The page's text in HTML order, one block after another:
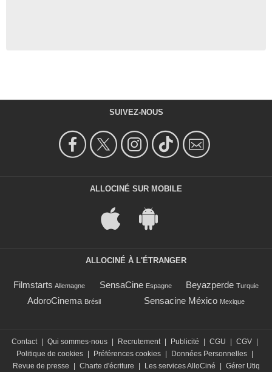
SUIVEZ-NOUS
ALLOCINÉ SUR MOBILE
ALLOCINÉ À L'ÉTRANGER
Filmstarts Allemagne SensaCine Espagne Beyazperde Turquie
AdoroCinema Brésil Sensacine México Mexique
Contact Qui sommes-nous Recrutement Publicité CGU CGV
Politique de cookies
Préférences cookies Données Personnelles
Revue de presse
Charte d'écriture Les services AlloCiné Gérer Utiq